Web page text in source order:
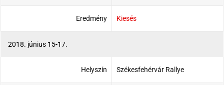
Eredmény Kiesés
2018. június 15-17.
Helyszín Székesfehérvár Rallye